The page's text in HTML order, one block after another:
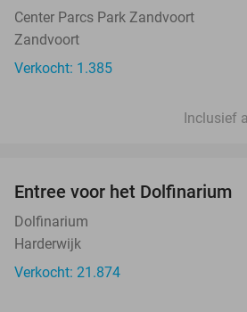
Center Parcs Park Zandvoort
Zandvoort
Verkocht: 1.385
Inclusief
Entree voor het Dolfinarium
Dolfinarium
Harderwijk
Verkocht: 21.874